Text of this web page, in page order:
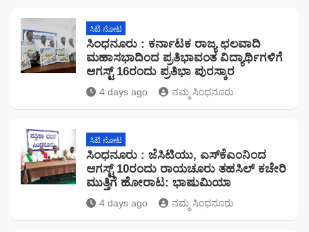
ಸಿಟಿ ನೋಟ
ಸಿಂಧನೂರು : ಕರ್ನಾಟಕ ರಾಜ್ಯ ಛಲವಾದಿ
ಮಹಾಸಭಾದಿಂದ ಪ್ರತಿಭಾವಂತ ವಿದ್ಯಾರ್ಥಿಗಳಿಗೆ
ಆಗಸ್ಟ್ 16ರಂದು ಪ್ರತಿಭಾ ಪುರಸ್ಕಾರ
4 days ago ನಮ್ಮ ಸಿಂಧನೂರು
ಸಿಟಿ ನೋಟ
ಸಿಂಧನೂರು : ಜೆಸಿಟಿಯು, ಎಸ್‌ಕೆಎಂನಿಂದ
ಆಗಸ್ಟ್ 10ರಂದು ರಾಯಚೂರು ತಹಸಿಲ್ ಕಚೇರಿ
ಮುತ್ತಿಗೆ ಹೋರಾಟ: ಭಾಷುಮಿಯಾ
4 days ago ನಮ್ಮ ಸಿಂಧನೂರು